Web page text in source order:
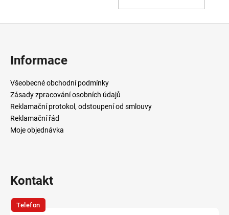
Informace
Všeobecné obchodní podmínky
Zásady zpracování osobních údajů
Reklamační protokol, odstoupení od smlouvy
Reklamační řád
Moje objednávka
Kontakt
Telefon